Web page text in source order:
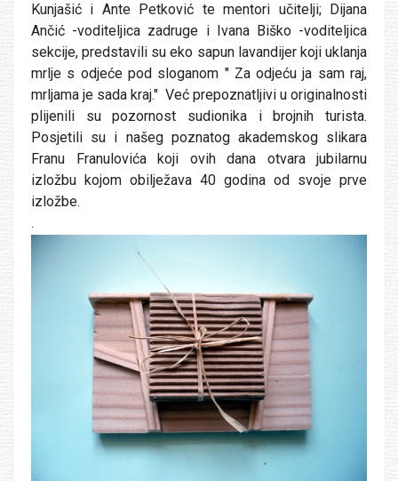
Kunjašić i Ante Petković te mentori učitelji; Dijana
Ančić -voditeljica zadruge i Ivana Biško -voditeljica
sekcije, predstavili su eko sapun lavandijer koji uklanja
mrlje s odjeće pod sloganom " Za odjeću ja sam raj,
mrljama je sada kraj." Već prepoznatljivi u originalnosti
plijenili su pozornost sudionika i brojnih turista.
Posjetili su i našeg poznatog akademskog slikara
Franu Franulovića koji ovih dana otvara jubilarnu
izložbu kojom obilježava 40 godina od svoje prve
izložbe.
.